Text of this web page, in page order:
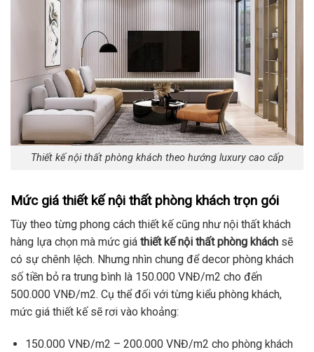
Thiết kế nội thất phòng khách theo hướng luxury cao cấp
Mức giá thiết kế nội thất phòng khách trọn gói
Tùy theo từng phong cách thiết kế cũng như nội thất khách
hàng lựa chọn mà mức giá thiết kế nội thất phòng khách sẽ
có sự chênh lệch. Nhưng nhìn chung để decor phòng khách
số tiền bỏ ra trung bình là 150.000 VNĐ/m2 cho đến
500.000 VNĐ/m2. Cụ thể đối với từng kiểu phòng khách,
mức giá thiết kế sẽ rơi vào khoảng:
150.000 VNĐ/m2 – 200.000 VNĐ/m2 cho phòng khách